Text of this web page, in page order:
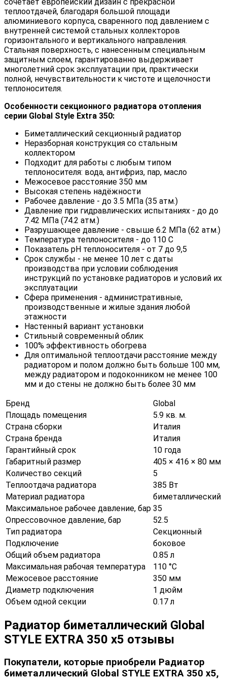
теплоотдачей, благодаря большой площади
алюминиевого корпуса, сваренного под давлением с
внутренней системой стальных коллекторов
горизонтального и вертикального направления.
Стальная поверхность, с нанесенным специальным
защитным слоем, гарантированно выдерживает
многолетний срок эксплуатации при, практически
полной, нечувствительности к чистоте и щелочности
теплоносителя.
Особенности секционного радиатора отопления
серии Global Style Extra 350:
Биметаллический секционный радиатор
Неразборная конструкция со стальным
коллектором
Подходит для работы с любым типом
теплоносителя: вода, антифриз, пар, масло
Межосевое расстояние 350 мм
Высокая степень надёжности
Рабочее давление - до 3.5 МПа (35 атм.)
Давление при гидравлических испытаниях - до до
7.42 МПа (74.2 атм.)
Разрушающее давление - свыше 6.2 МПа (62 атм.)
Температура теплоносителя - до 110 С
Показатель pH теплоносителя - от 7 до 9,5
Срок службы - не менее 10 лет с даты
производства при условии соблюдения
инструкций по установке радиаторов и условий их
эксплуатации
Сфера применения - административные,
производственные и жилые здания любой
этажности
Настенный вариант установки
Стильный современный облик
100% эффективность обогрева
Для оптимальной теплоотдачи расстояние между
радиатором и полом должно быть больше 100 мм,
между радиатором и подоконником не менее 100
мм и до стены не должно быть более 30 мм
Бренд
Global
Площадь помещения
5.9 кв. м.
Страна сборки
Италия
Страна бренда
Италия
Гарантийный срок
10 года
Габаритный размер
405 × 416 × 80 мм
Количество секций
5
Теплоотдача радиатора
385 Вт
Материал радиатора
биметаллический
Максимальное рабочее давление, бар 35
Опрессовочное давление, бар
52.5
Тип радиатора
Секционный
Подключение
боковое
Общий объем радиатора
0.85 л
Максимальная рабочая температура
110 °С
Межосевое расстояние
350 мм
Диаметр подключения
1 дюйм
Объем одной секции
0.17 л
Радиатор биметаллический Global
STYLE EXTRA 350 х5 отзывы
Покупатели, которые приобрели Радиатор
биметаллический Global STYLE EXTRA 350 х5,